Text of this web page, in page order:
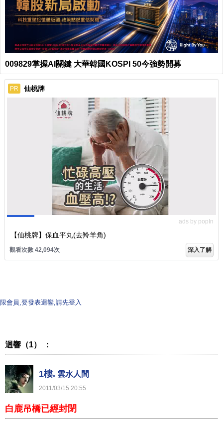
009829掌握AI關鍵 大華韓國KOSPI 50今強勢開募
PR 仙桃牌
ads by popIn
【仙桃牌】保血平丸(去羚羊角)
觀看次數 42,094次 深入了解
限會員,要發表迴響,請先登入
迴響（1） ：
1樓. 雲水人間
2011 /03/15 20:55
白鹿吊橋已經封閉